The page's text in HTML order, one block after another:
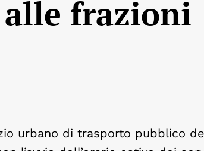
frazioni
urbano di trasporto pubblico